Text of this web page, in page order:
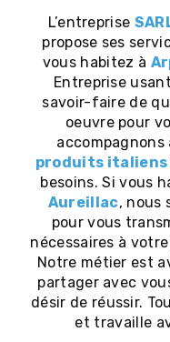
L’entreprise
propose ses
vous habitez à
Entreprise
savoir-faire de
oeuvre pour
produits italiens
besoins. Si vous
Aureillac, nous
pour vous
nécessaires à
Notre métier est
partager avec
désir de réussir.
et travaille